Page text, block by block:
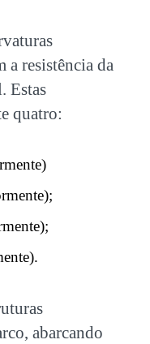
a resistência da
Estas
quatro:
abarcando